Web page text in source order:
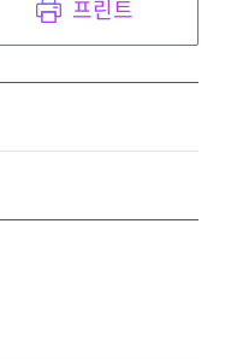
프린트